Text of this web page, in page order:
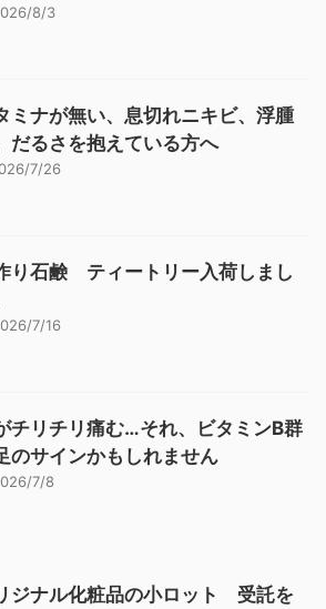
8/3
ミナが無い、息切れニキビ、浮腫
だるさを抱えている方へ
7/26
り石鹸 ティートリー入荷しまし
7/16
チリチリ痛む…それ、ビタミンB群
のサインかもしれません
7/8
ジナル化粧品の小ロット 受託を